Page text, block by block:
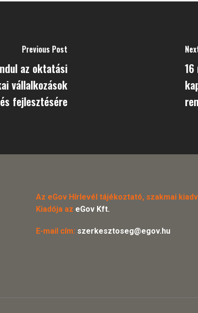
Previous Post
az oktatási
vállalkozások
fejlesztésére
Az eGov Hírlevél tájékoztató, szakmai
Kiadója az eGov Kft.
E-mail cím: szerkesztoseg@egov.hu